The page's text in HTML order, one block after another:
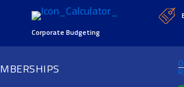
Corporate Budgeting